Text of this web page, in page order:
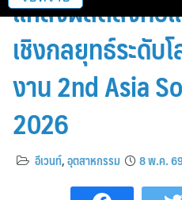
แหล่งผลิตสิ่งทอ
เชิงกลยุทธ์ระดับ
งาน 2nd Asia
2026
อีเวนท์,อุตสาหกรรม 8 พ.ค.